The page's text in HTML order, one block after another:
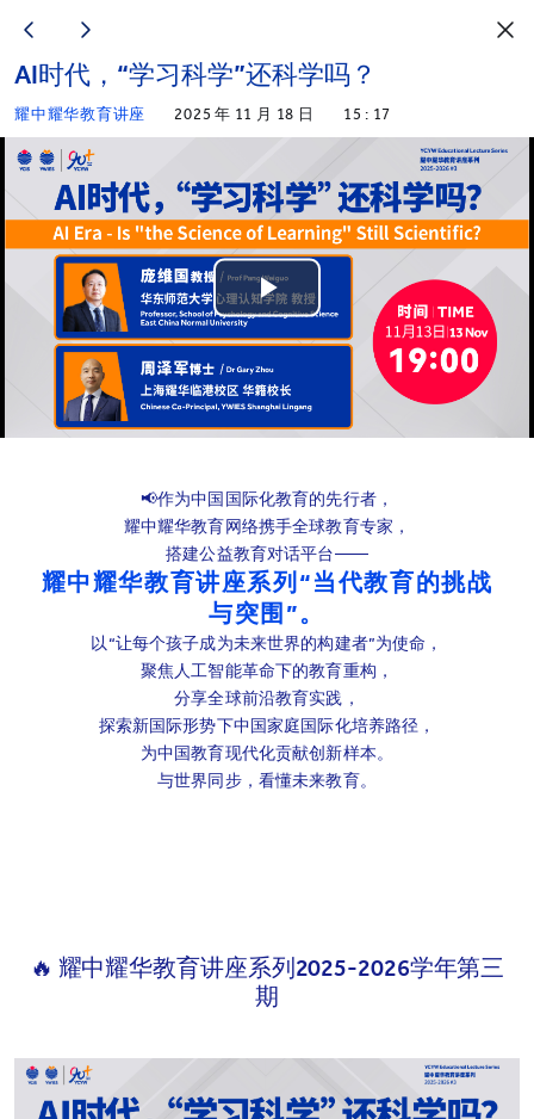
AI时代，“学习科学”还科学吗？
耀中耀华教育讲座 2025 年 11 月 18 日 15 : 17
Play
Video
📢作为中国国际化教育的先行者，
耀中耀华教育网络携手全球教育专家，
搭建公益教育对话平台——
耀中耀华教育讲座系列“当代教育的挑战
与突围”。
以“让每个孩子成为未来世界的构建者”为使命，
聚焦人工智能革命下的教育重构，
分享全球前沿教育实践，
探索新国际形势下中国家庭国际化培养路径，
为中国教育现代化贡献创新样本。
与世界同步，看懂未来教育。
🔥 耀中耀华教育讲座系列2025-2026学年第三
期